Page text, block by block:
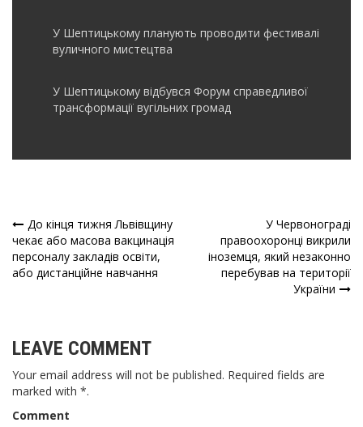
У Шептицькому планують проводити фестивалі
вуличного мистецтва
У Шептицькому відбувся Форум справедливої
трансформації вугільних громад
Навігація
записів
До кінця тижня Львівщину
чекає або масова вакцинація
персоналу закладів освіти,
або дистанційне навчання
У Червонограді
правоохоронці викрили
іноземця, який незаконно
перебував на території
України
LEAVE COMMENT
Your email address will not be published. Required fields are
marked with *.
Comment